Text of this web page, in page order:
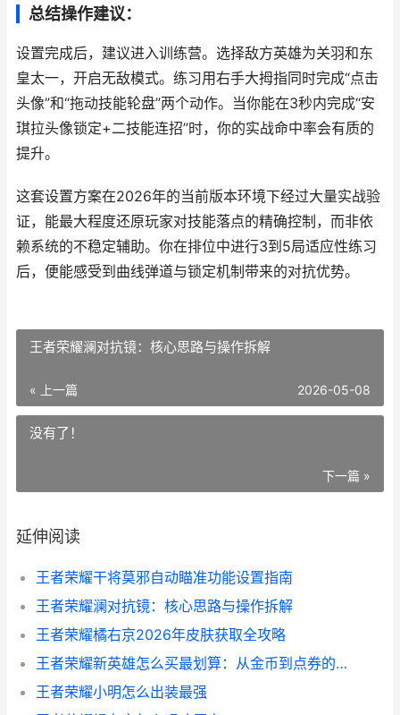
总结操作建议：
设置完成后，建议进入训练营。选择敌方英雄为关羽和东
皇太一，开启无敌模式。练习用右手大拇指同时完成“点击
头像”和“拖动技能轮盘”两个动作。当你能在3秒内完成“安
琪拉头像锁定+二技能连招”时，你的实战命中率会有质的
提升。
这套设置方案在2026年的当前版本环境下经过大量实战验
证，能最大程度还原玩家对技能落点的精确控制，而非依
赖系统的不稳定辅助。你在排位中进行3到5局适应性练习
后，便能感受到曲线弹道与锁定机制带来的对抗优势。
王者荣耀澜对抗镜：核心思路与操作拆解
« 上一篇 2026-05-08
没有了！
下一篇 »
延伸阅读
王者荣耀干将莫邪自动瞄准功能设置指南
王者荣耀澜对抗镜：核心思路与操作拆解
王者荣耀橘右京2026年皮肤获取全攻略
王者荣耀新英雄怎么买最划算：从金币到点券的完整决策链
王者荣耀小明怎么出装最强